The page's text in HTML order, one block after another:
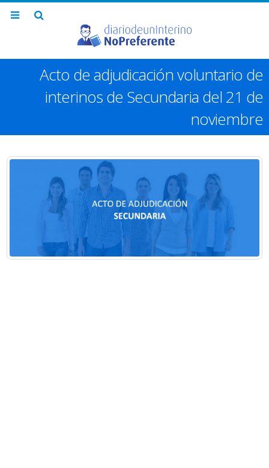
Acto de adjudicación voluntario de
interinos de Secundaria del 21 de
noviembre